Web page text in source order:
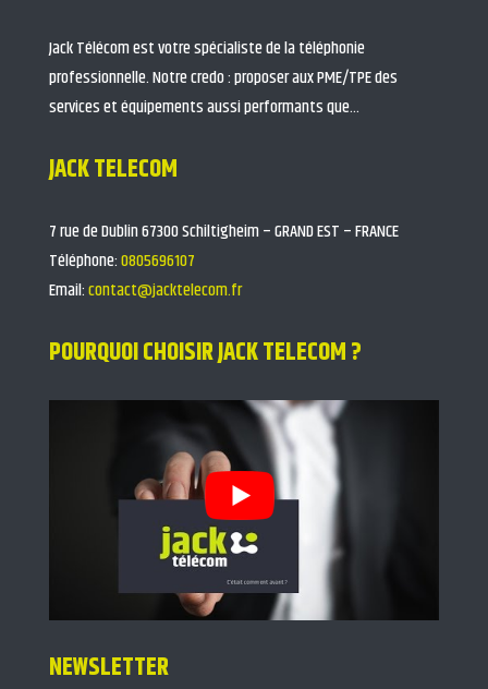
Jack Télécom est votre spécialiste de la téléphonie
professionnelle. Notre credo : proposer aux PME/TPE des
services et équipements aussi performants que…
JACK TELECOM
7 rue de Dublin 67300 Schiltigheim – GRAND EST – FRANCE
Téléphone:0805696107
Email:contact@jacktelecom.fr
POURQUOI CHOISIR JACK TELECOM ?
NEWSLETTER